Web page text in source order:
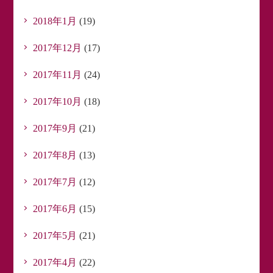
2018年1月 (19)
2017年12月 (17)
2017年11月 (24)
2017年10月 (18)
2017年9月 (21)
2017年8月 (13)
2017年7月 (12)
2017年6月 (15)
2017年5月 (21)
2017年4月 (22)